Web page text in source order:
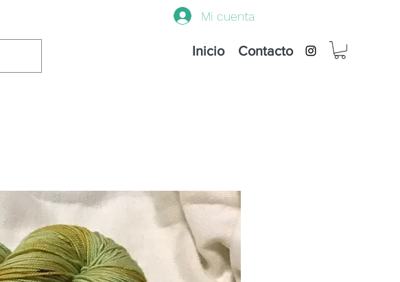
Inicio Contacto
Mi cuenta